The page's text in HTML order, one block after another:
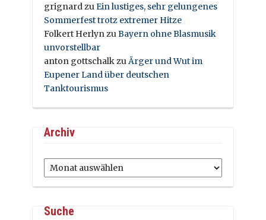
grignardzuEin lustiges, sehr gelungenes
Sommerfest trotz extremer Hitze
Folkert HerlynzuBayern ohne Blasmusik
unvorstellbar
anton gottschalkzuÄrger und Wut im
Eupener Land über deutschen
Tanktourismus
Archiv
Archiv
Suche